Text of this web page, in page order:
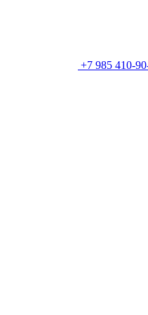
+7 985 410-